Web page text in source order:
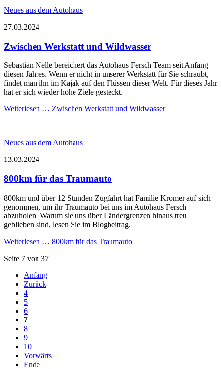
Neues aus dem Autohaus
27.03.2024
Zwischen Werkstatt und Wildwasser
Sebastian Nelle bereichert das Autohaus Fersch Team seit Anfang
diesen Jahres. Wenn er nicht in unserer Werkstatt für Sie schraubt,
findet man ihn im Kajak auf den Flüssen dieser Welt. Für dieses Jahr
hat er sich wieder hohe Ziele gesteckt.
Weiterlesen … Zwischen Werkstatt und Wildwasser
Neues aus dem Autohaus
13.03.2024
800km für das Traumauto
800km und über 12 Stunden Zugfahrt hat Familie Kromer auf sich
genommen, um ihr Traumauto bei uns im Autohaus Fersch
abzuholen. Warum sie uns über Ländergrenzen hinaus treu
geblieben sind, lesen Sie im Blogbeitrag.
Weiterlesen … 800km für das Traumauto
Seite 7 von 37
Anfang
Zurück
4
5
6
7
8
9
10
Vorwärts
Ende